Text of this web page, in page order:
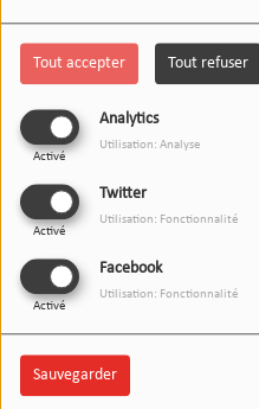
Tout accepter Tout refuser
Analytics
Activé
Utilisation: Analyse
Twitter
Activé
Utilisation: Fonctionnalité
Facebook
Activé
Utilisation: Fonctionnalité
Sauvegarder
Écouter le podcast